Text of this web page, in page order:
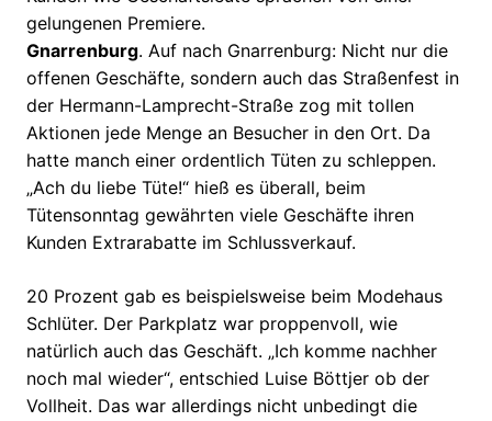
gelungenen Premiere.
Gnarrenburg. Auf nach Gnarrenburg: Nicht nur die
offenen Geschäfte, sondern auch das Straßenfest in
der Hermann-Lamprecht-Straße zog mit tollen
Aktionen jede Menge an Besucher in den Ort. Da
hatte manch einer ordentlich Tüten zu schleppen.
„Ach du liebe Tüte!“ hieß es überall, beim
Tütensonntag gewährten viele Geschäfte ihren
Kunden Extrarabatte im Schlussverkauf.
20 Prozent gab es beispielsweise beim Modehaus
Schlüter. Der Parkplatz war proppenvoll, wie
natürlich auch das Geschäft. „Ich komme nachher
noch mal wieder“, entschied Luise Böttjer ob der
Vollheit. Das war allerdings nicht unbedingt die